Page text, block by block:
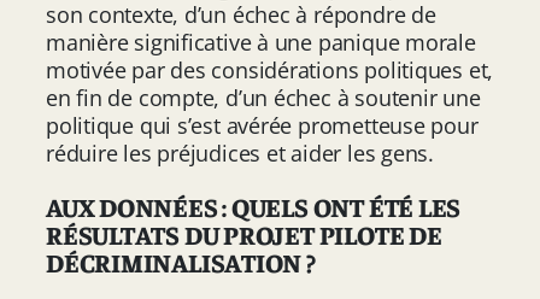
son contexte, d’un échec à répondre de
manière significative à une panique morale
motivée par des considérations politiques et,
en fin de compte, d’un échec à soutenir une
politique qui s’est avérée prometteuse pour
réduire les préjudices et aider les gens.
AUX DONNÉES : QUELS ONT ÉTÉ LES
RÉSULTATS DU PROJET PILOTE DE
DÉCRIMINALISATION ?